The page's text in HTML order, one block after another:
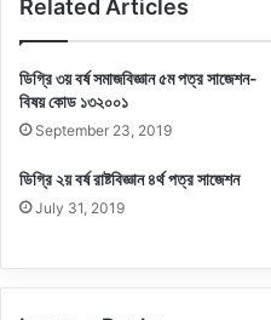
Related Articles
ডিগ্রি ৩য় বর্ষ সমাজবিজ্ঞান ৫ম পত্র সাজেশন-
বিষয় কোড ১৩২০০১
September 23, 2019
ডিগ্রি ২য় বর্ষ রাষ্টবিজ্ঞান ৪র্থ পত্র সাজেশন
July 31, 2019